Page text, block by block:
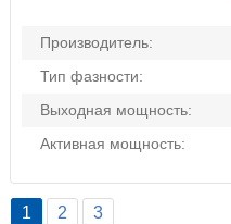
Производитель:
Тип фазности:
Выходная мощность:
Активная мощность:
1 2 3